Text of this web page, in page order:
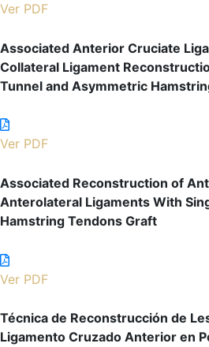
Ver PDF
Associated Anterior Cruciate
Collateral Ligament
Tunnel and Asymmetric
Ver PDF
Associated Reconstruction of
Anterolateral Ligaments With
Hamstring Tendons Graft
Ver PDF
Técnica de Reconstrucción de
Ligamento Cruzado Anterior en